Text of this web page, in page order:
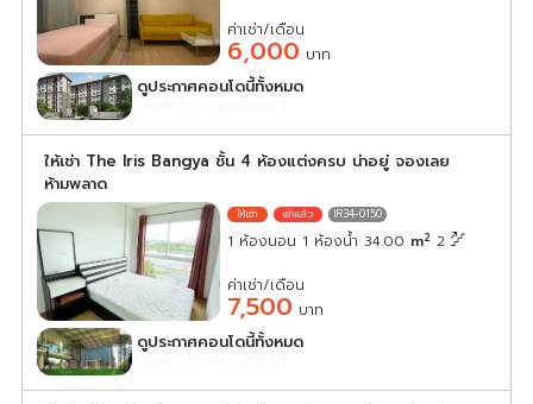
ค่าเช่า/เดือน
6,000 บาท
ดูประกาศคอนโดนี้ทั้งหมด
เลือกดูประกาศคอนโดนี้
ให้เช่า The Iris Bangya ชั้น 4 ห้องแต่งครบ น่าอยู่ จองเลย
ห้ามพลาด
IR34-0150
1 ห้องนอน 1 ห้องน้ำ 34.00 m2 2
ค่าเช่า/เดือน
7,500 บาท
ดูประกาศคอนโดนี้ทั้งหมด
เลือกดูประกาศคอนโดนี้